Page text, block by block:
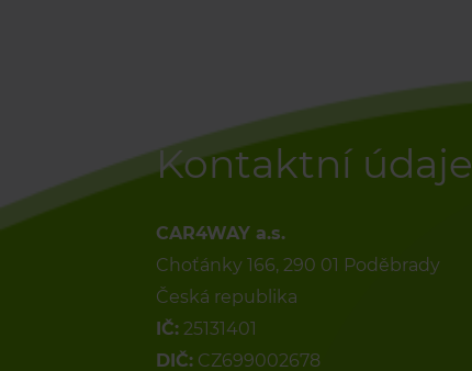
Kontaktní údaje
CAR4WAY a.s.
Choťánky 166, 290 01 Poděbrady
Česká republika
IČ: 25131401
DIČ: CZ699002678